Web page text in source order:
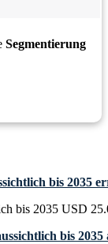
Segmentierung
bis 2035
bis 2035 USD
bis 2035